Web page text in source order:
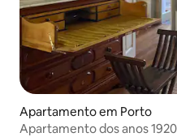
Apartamento em Porto
Apartamento dos anos